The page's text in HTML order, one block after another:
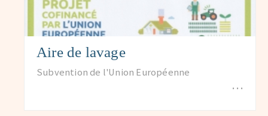
Aire de lavage
Subvention de l'Union Européenne
…